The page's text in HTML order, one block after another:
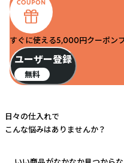
すぐに使える5,000円クーポン
ユーザー登録
無料
日々の仕入れで
こんな悩みはありませんか？